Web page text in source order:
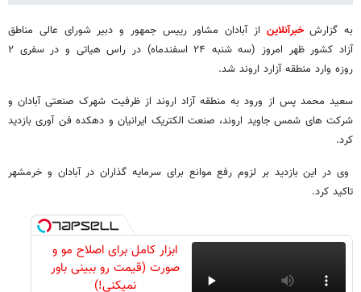
به گزارشخبرآنلاین از آبادان مشاور رییس جمهور و دبیر شورای عالی مناطق
آزاد کشور ظهر امروز (سه شنبه ۲۴ اسفندماه) در راس هیاتی و در سفری ۲
روزه وارد منطقه آزارد اروند شد.
سعید محمد پس از ورود به منطقه آزاد اروند از ظرفیت شهرک صنعتی آبادان و
شرکت های شمس جاوید اروند، صنعت الکتریک ایرانیان و دهکده فن آوری بازدید
کرد.
وی در این بازدید بر لزوم رفع موانع برای سرمایه گذاران در آبادان و خرمشهر
تاکید کرد.
ابزار کامل برای اصلاح مو و
صورت (قیمت رو ببینی باور
نمیکنی!)